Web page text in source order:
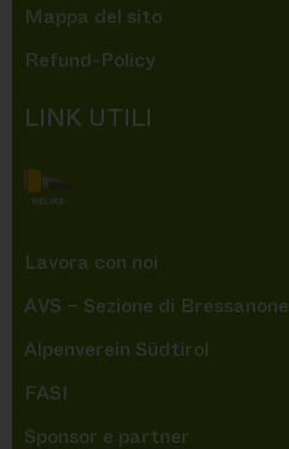
Mappa del sito
Refund-Policy
LINK UTILI
Lavora con noi
AVS – Sezione di Bressanone
Alpenverein Südtirol
FASI
Sponsor e partner